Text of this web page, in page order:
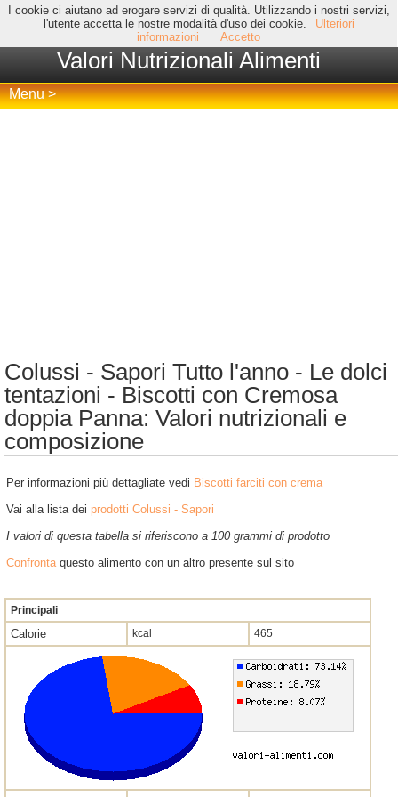
I cookie ci aiutano ad erogare servizi di qualità. Utilizzando i nostri servizi,
l'utente accetta le nostre modalità d'uso dei cookie.
Ulteriori
informazioni
Accetto
Valori Nutrizionali Alimenti
Menu >
Colussi - Sapori Tutto l'anno - Le dolci
tentazioni - Biscotti con Cremosa
doppia Panna: Valori nutrizionali e
composizione
Per informazioni più dettagliate vedi Biscotti farciti con crema
Vai alla lista dei prodotti Colussi - Sapori
I valori di questa tabella si riferiscono a 100 grammi di prodotto
Confrontaquesto alimento con un altro presente sul sito
Principali
Calorie kcal 465